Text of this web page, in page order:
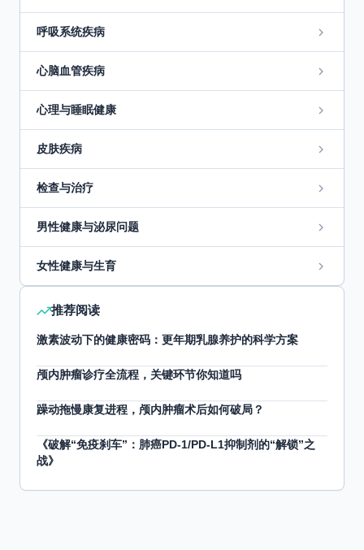
呼吸系统疾病
心脑血管疾病
心理与睡眠健康
皮肤疾病
检查与治疗
男性健康与泌尿问题
女性健康与生育
推荐阅读
激素波动下的健康密码：更年期乳腺养护的科学方案
颅内肿瘤诊疗全流程，关键环节你知道吗
躁动拖慢康复进程，颅内肿瘤术后如何破局？
《破解“免疫刹车”：肺癌PD-1/PD-L1抑制剂的“解锁”之
战》